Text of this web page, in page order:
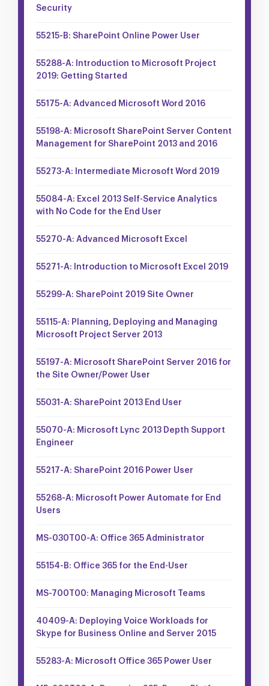
Security
55215-B: SharePoint Online Power User
55288-A: Introduction to Microsoft Project
2019: Getting Started
55175-A: Advanced Microsoft Word 2016
55198-A: Microsoft SharePoint Server Content
Management for SharePoint 2013 and 2016
55273-A: Intermediate Microsoft Word 2019
55084-A: Excel 2013 Self-Service Analytics
with No Code for the End User
55270-A: Advanced Microsoft Excel
55271-A: Introduction to Microsoft Excel 2019
55299-A: SharePoint 2019 Site Owner
55115-A: Planning, Deploying and Managing
Microsoft Project Server 2013
55197-A: Microsoft SharePoint Server 2016 for
the Site Owner/Power User
55031-A: SharePoint 2013 End User
55070-A: Microsoft Lync 2013 Depth Support
Engineer
55217-A: SharePoint 2016 Power User
55268-A: Microsoft Power Automate for End
Users
MS-030T00-A: Office 365 Administrator
55154-B: Office 365 for the End-User
MS-700T00: Managing Microsoft Teams
40409-A: Deploying Voice Workloads for
Skype for Business Online and Server 2015
55283-A: Microsoft Office 365 Power User